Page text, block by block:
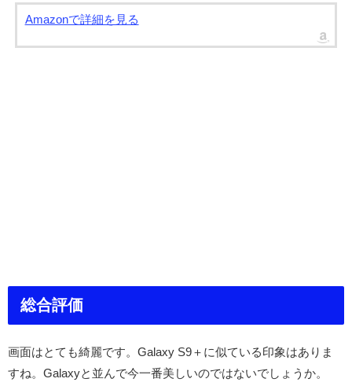
Amazonで詳細を見る
総合評価
画面はとても綺麗です。Galaxy S9＋に似ている印象はありま
すね。Galaxyと並んで今一番美しいのではないでしょうか。